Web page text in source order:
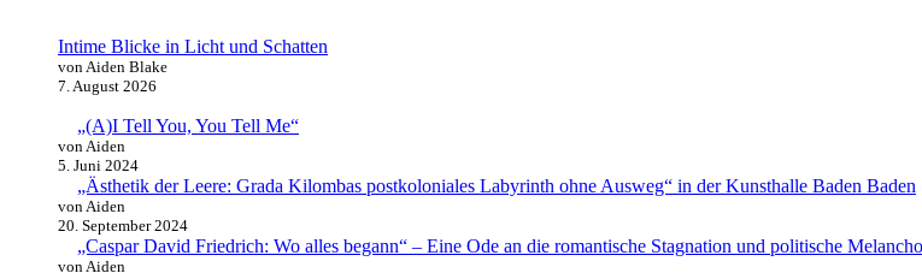
Intime Blicke in Licht und Schatten
von Aiden Blake
7. August 2026
„(A)I Tell You, You Tell Me“
von Aiden
5. Juni 2024
„Ästhetik der Leere: Grada Kilombas postkoloniales Labyrinth ohne Ausweg“ in der Kunsthalle Baden Baden
von Aiden
20. September 2024
„Caspar David Friedrich: Wo alles begann“ – Eine Ode an die romantische Stagnation und politische
von Aiden